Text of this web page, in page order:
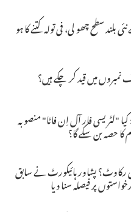
سطح چھو لی، فی تولہ کتنے کا ہو
نمبروں میں قید کر چکے ہیں؟
"لٹریسی فار آل اِن فاٹا" منصوبہ
حصہ بن سکے گا؟
رکاوٹ؟ پشاور ہائیکورٹ نے سابق
پر فیصلہ سنا دیا